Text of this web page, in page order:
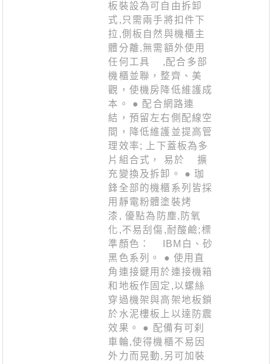
板裝設為可自由拆卸
式,只需兩手將扣件下
拉,側板自然與機櫃主
體分離,無需額外使用
任何工具 ,配合多部
機櫃並聯，整齊、美
觀，使機房降低維護成
本。 ● 配合網路連
結，預留左右側配線空
間，降低維護並提高管
理效率; 上下蓋板為多
片組合式， 易於 擴
充變換及拆卸。 ● 珈
鋒全部的機櫃系列皆採
用靜電粉體塗裝烤
漆, 優點為防塵,防氧
化,不易刮傷,耐酸鹼;標
準顏色： IBM白、砂
黑色系列。 ● 使用直
角連接鍵用於連接機箱
和地板作固定,以螺絲
穿過機架與高架地板鎖
於水泥樓板上以達防震
效果。 ● 配備有可刹
車輪,使得機櫃不易因
外力而晃動,另可加裝